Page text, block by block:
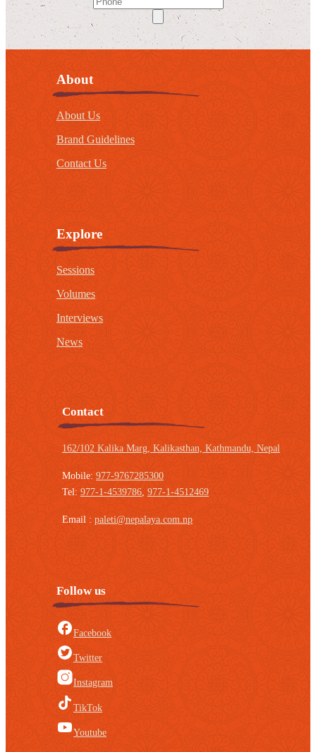
About
About Us
Brand Guidelines
Contact Us
Explore
Sessions
Volumes
Interviews
News
Contact
162/102 Kalika Marg, Kalikasthan, Kathmandu, Nepal
Mobile: 977-9767285300
Tel: 977-1-4539786 977-1-4512469
Email : paleti@nepalaya.com.np
Follow us
Facebook
Twitter
Instagram
TikTok
Youtube